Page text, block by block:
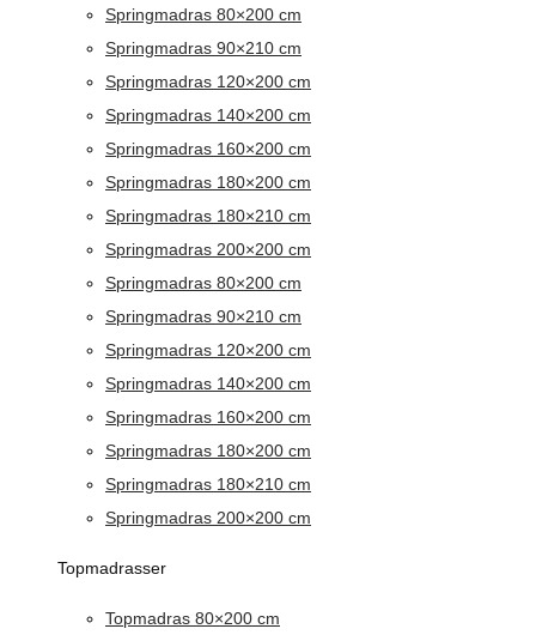
Springmadras 80×200 cm
Springmadras 90×210 cm
Springmadras 120×200 cm
Springmadras 140×200 cm
Springmadras 160×200 cm
Springmadras 180×200 cm
Springmadras 180×210 cm
Springmadras 200×200 cm
Springmadras 80×200 cm
Springmadras 90×210 cm
Springmadras 120×200 cm
Springmadras 140×200 cm
Springmadras 160×200 cm
Springmadras 180×200 cm
Springmadras 180×210 cm
Springmadras 200×200 cm
Topmadrasser
Topmadras 80×200 cm